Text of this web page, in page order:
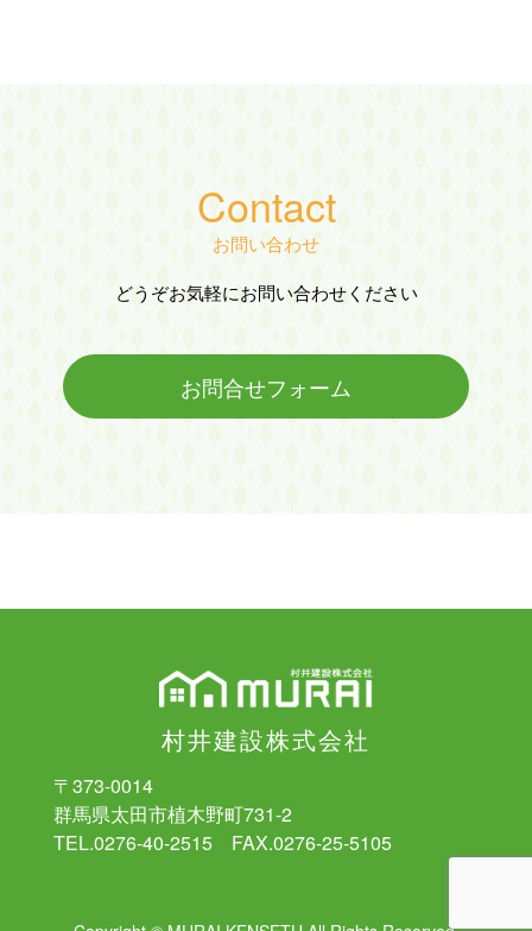
Contact
お問い合わせ
どうぞお気軽にお問い合わせください
お問合せフォーム
村井建設株式会社
〒373-0014
群馬県太田市植木野町731-2
TEL.0276-40-2515 FAX.0276-25-5105